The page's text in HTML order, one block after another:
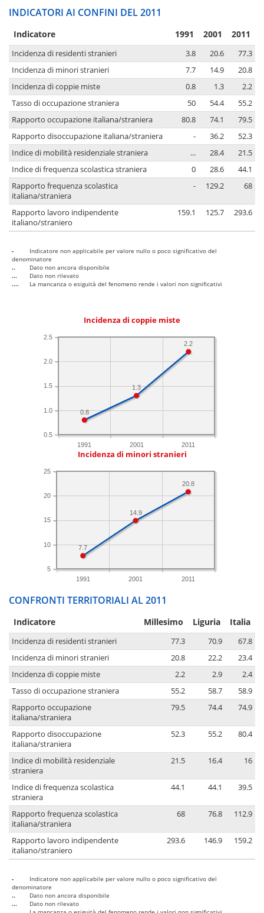
INDICATORI AI CONFINI DEL 2011
Indicatore 1991 2001 2011
Incidenza di residenti stranieri 3.8 20.6
77.3
Incidenza di minori stranieri
7.7 14.9
20.8
Incidenza di coppie miste
0.8 1.3
2.2
Tasso di occupazione straniera
50 54.4
55.2
Rapporto occupazione italiana/straniera
80.8 74.1
79.5
Rapporto disoccupazione italiana/straniera
- 36.2
52.3
Indice di mobilità residenziale straniera
... 28.4
21.5
Indice di frequenza scolastica straniera
0 28.6
44.1
Rapporto frequenza scolastica
italiana/straniera
- 129.2 68
Rapporto lavoro indipendente
italiano/straniero
159.1 125.7 293.6
-
Indicatore non applicabile per valore nullo o poco significativo del
denominatore
..
Dato non ancora disponibile
...
Dato non rilevato
....
La mancanza o esiguità del fenomeno rende i valori non significativi
Incidenza di coppie miste
1991 2001 2011
0.5
1.0
1.5
2.0
2.5
2.2
1.3
0.8
Incidenza di minori stranieri
1991 2001 2011
5
10
15
20
25
20.8
14.9
7.7
CONFRONTI TERRITORIALI AL 2011
Indicatore Millesimo Liguria Italia
Incidenza di residenti stranieri 77.3 70.9
67.8
Incidenza di minori stranieri
20.8 22.2
23.4
Incidenza di coppie miste
2.2 2.9
2.4
Tasso di occupazione straniera
55.2 58.7
58.9
Rapporto occupazione
italiana/straniera
79.5 74.4 74.9
Rapporto disoccupazione
italiana/straniera
52.3 55.2 80.4
Indice di mobilità residenziale
straniera
21.5 16.4 16
Indice di frequenza scolastica
straniera
44.1 44.1 39.5
Rapporto frequenza scolastica
italiana/straniera
68 76.8 112.9
Rapporto lavoro indipendente
italiano/straniero
293.6 146.9 159.2
-
Indicatore non applicabile per valore nullo o poco significativo del
denominatore
..
Dato non ancora disponibile
...
Dato non rilevato